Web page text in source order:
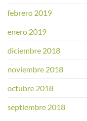
febrero 2019
enero 2019
diciembre 2018
noviembre 2018
octubre 2018
septiembre 2018